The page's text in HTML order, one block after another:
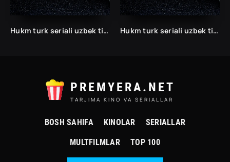
Hukm turk seriali uzbek tilida /Хукм турк сериали ўзбек тилида/ 203. 204. 205. 206. 207. 208. 209. 210. 211. 212. 213. 214. 215 barcha qismlari. Hukm turk seriali uzbek tilida /Хукм турк сериали ўзбек тилида/ 203. 204. 205. 206. 207. 208. 209. 210. 211. 212. 213. 214. 215 barcha qismlari.
PREMYERA.NET
TARJIMA KINO VA SERIALLAR
BOSH SAHIFA KINOLAR SERIALLAR
MULTFILMLAR TOP 100